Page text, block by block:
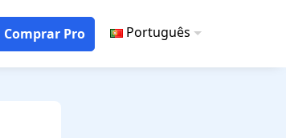
Comprar Pro Português